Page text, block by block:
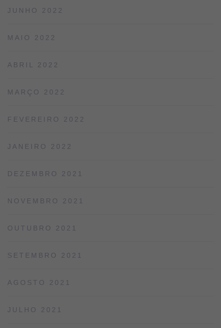
JUNHO 2022
MAIO 2022
ABRIL 2022
MARÇO 2022
FEVEREIRO 2022
JANEIRO 2022
DEZEMBRO 2021
NOVEMBRO 2021
OUTUBRO 2021
SETEMBRO 2021
AGOSTO 2021
JULHO 2021